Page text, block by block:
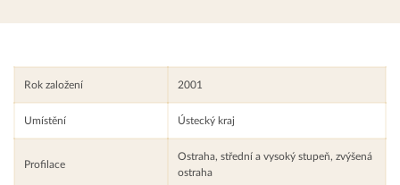
Rok založení 2001
Umístění Ústecký kraj
Profilace
Ostraha, střední a vysoký stupeň, zvýšená
ostraha